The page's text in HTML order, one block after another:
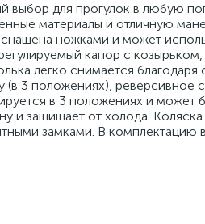
выбор для прогулок в любую
материалы и отличную
ножками и может
капор с
легко снимается
(в 3 положениях),
в 3 положениях и может
и защищает от холода.
замками. В комплектацию